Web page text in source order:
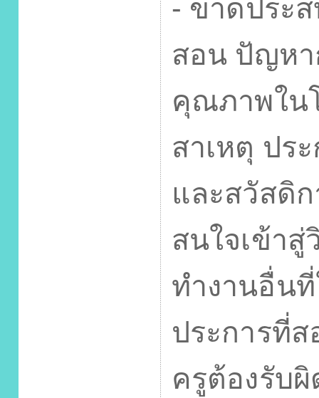
- ขาดประ
สอน ปัญห
คุณภาพใน
สาเหตุ ปร
และสวัสดิก
สนใจเข้า
ทำงานอื่น
ประการที่
ครูต้องรับ